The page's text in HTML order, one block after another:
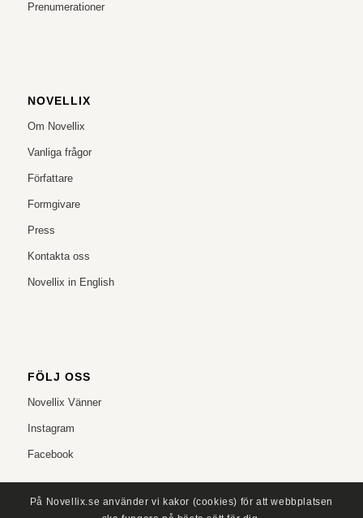
Prenumerationer
NOVELLIX
Om Novellix
Vanliga frågor
Författare
Formgivare
Press
Kontakta oss
Novellix in English
FÖLJ OSS
Novellix Vänner
Instagram
Facebook
På Novellix.se använder vi kakor (cookies) för att webbplatsen